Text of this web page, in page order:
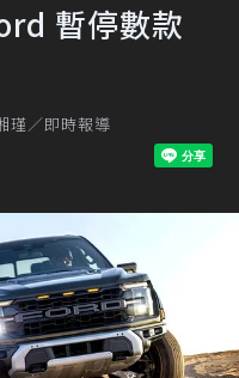
暫停數款
瑾／即時報導